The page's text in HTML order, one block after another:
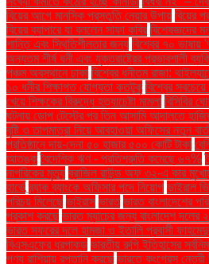
বিয়ের আগে মানসিক প্রস্তুতি নেয়ার উপায় বিয়ের
বিয়ের ব্যাপারে যা বললেন সাফা কবির বিশেষজ্ঞদের
শান্তি এবং স্থিতিশীলতার জন্য বিশ্বের ৭০ ভাষায়
অন্যতম শীর্ষ ধনী এবং যুক্তরাষ্ট্রের প্রভাবশালী
পঞ্চম অবস্থানে ঢাকা বিশ্বের ধনীতম রাজা:
১০ ধনীর শিক্ষাগত যোগ্যতা কতটুকু বিশ্বের
খেয়ে শিক্ষকের বিরুদ্ধে হত্যাচেষ্টা মামলা বিসিবির
ঘটনায় ডোপ টেস্টের পর তিন আসামি আদালতে
বৃষ্টি ও তাপমাত্রা নিয়ে আবহাওয়া অফিসের নতুন
প্রতিষ্ঠানে দায়-দেনা ৫০ হাজার ৫০০ কোটি টাকা
আতঙ্ক বৈদেশিক ঋণ - প্রতিশ্রুতি কমেছে ৬৭%
নাগরিকের মৃত্যু ব্রাজিল রাউন্ড অফ ৩২-এ কার
হার্ভে ব্র্যাক ব্যাংকে অফিসার পদে নিয়োগ ভাইরাল
পরিচয় মিলেছে ভাইরাস ভারত ভারত বাংলাদেশের
প্রকাশ করছে ভারত ম্যাচের জন্য বাংলাদেশ
ভারত সফরের দলে হামজা ও ইতালি প্রবাসী
বিএসএফের ধরপাকড় ভারতীয় রুপি ইতিহাসের
পণ্য রাশিয়ায় রপ্তানি করছে ভারতে কংগ্রেস নেত্রী